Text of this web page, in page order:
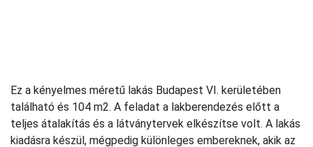
Ez a kényelmes méretű lakás Budapest VI. kerületében
található és 104 m2. A feladat a lakberendezés előtt a
teljes átalakítás és a látványtervek elkészítse volt. A lakás
kiadásra készül, mégpedig különleges embereknek, akik az